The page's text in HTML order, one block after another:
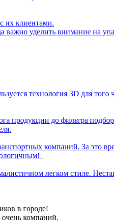
их клиентами.
уделить внимание на
технология 3D для того
продукции до фильтра
компаний. За это
легком стиле.
в городе!
компаний.